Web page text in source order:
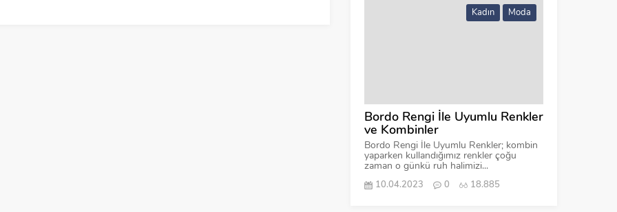
Kadın Moda
Bordo Rengi İle Uyumlu Renkler
ve Kombinler
Bordo Rengi İle Uyumlu Renkler; kombin
yaparken kullandığımız renkler çoğu
zaman o günkü ruh halimizi...
10.04.2023 0 18.885